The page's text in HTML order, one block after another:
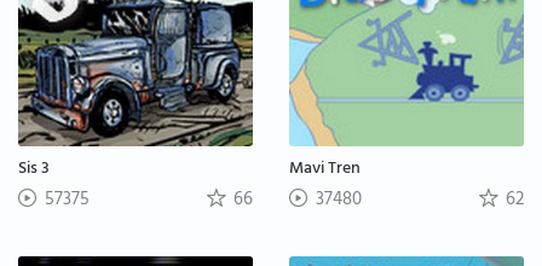
Sis 3
57375 66
Mavi Tren
37480 62